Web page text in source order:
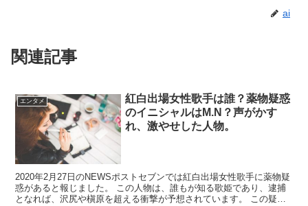
ai
関連記事
エンタメ
紅白出場女性歌手は誰？薬物疑惑
のイニシャルはM.N？声がかす
れ、激やせした人物。
2020年2月27日のNEWSポストセブンでは紅白出場女性歌手に薬物疑
惑があると報じました。 この人物は、誰もが知る歌姫であり、逮捕
となれば、沢尻や槇原を超える衝撃が予想されています。 この疑惑